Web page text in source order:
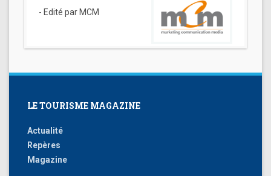
- Edité par MCM
LE TOURISME MAGAZINE
Actualité
Repères
Magazine